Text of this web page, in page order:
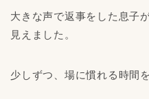
大きな声で返事をした息子
見えました。
少しずつ、場に慣れる時間